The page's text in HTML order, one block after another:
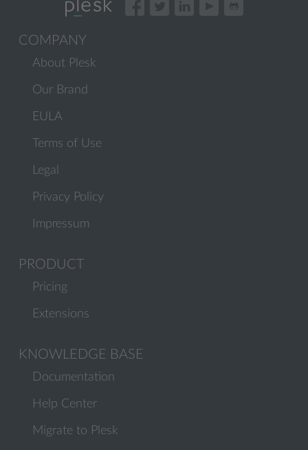
COMPANY
About Plesk
Our Brand
EULA
Terms of Use
Legal
Privacy Policy
Impressum
PRODUCT
Pricing
Extensions
KNOWLEDGE BASE
Documentation
Help Center
Migrate to Plesk